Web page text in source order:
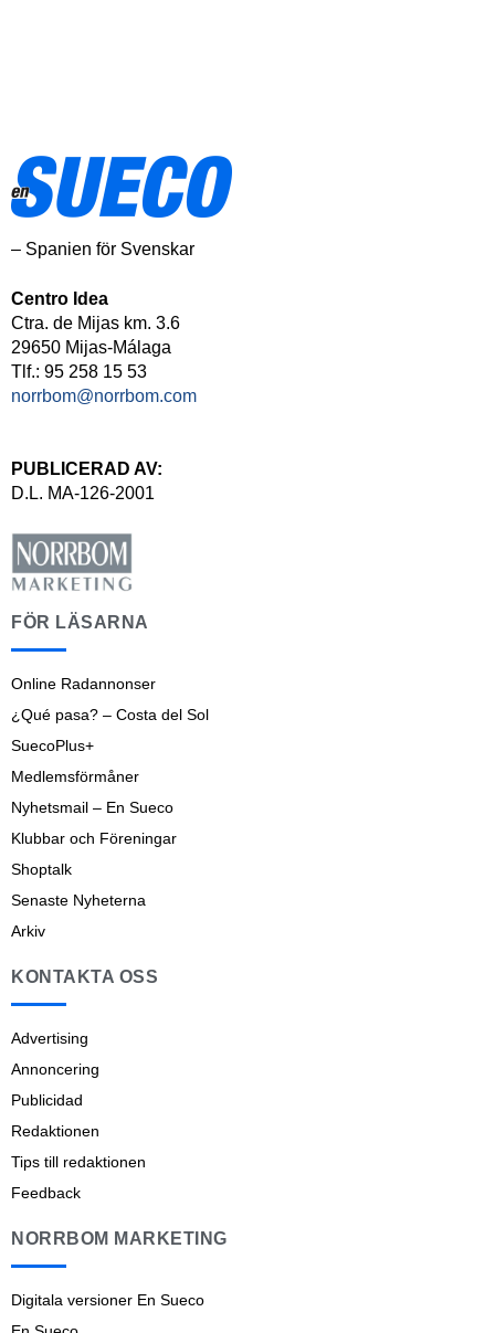
– Spanien för Svenskar
Centro Idea
Ctra. de Mijas km. 3.6
29650 Mijas-Málaga
Tlf.: 95 258 15 53
norrbom@norrbom.com
PUBLICERAD AV:
D.L. MA-126-2001
FÖR LÄSARNA
Online Radannonser
¿Qué pasa? – Costa del Sol
SuecoPlus+
Medlemsförmåner
Nyhetsmail – En Sueco
Klubbar och Föreningar
Shoptalk
Senaste Nyheterna
Arkiv
KONTAKTA OSS
Advertising
Annoncering
Publicidad
Redaktionen
Tips till redaktionen
Feedback
NORRBOM MARKETING
Digitala versioner En Sueco